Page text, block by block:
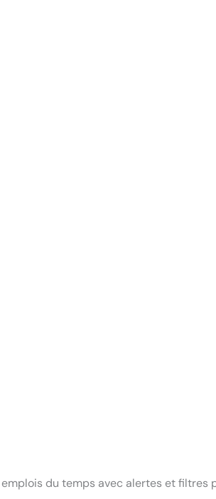
du temps avec alertes et filtres